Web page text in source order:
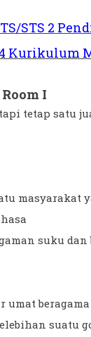
STS 2
Kurikulum
I
tetap satu
masyarakat
suku dan
umat beragama
suatu